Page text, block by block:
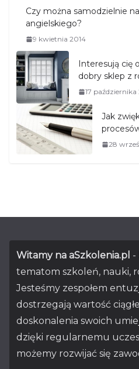
Czy można samodzielnie
angielskiego?
9 kwietnia 2014
Interesują cię
dobry sklep z
17 października
Jak
28
Witamy na aSzkolenia.pl -
tematom szkoleń, nauki,
Jesteśmy zespołem
dostrzegają wartość
doskonalenia swoich
dzięki regularnemu
możemy rozwijać się